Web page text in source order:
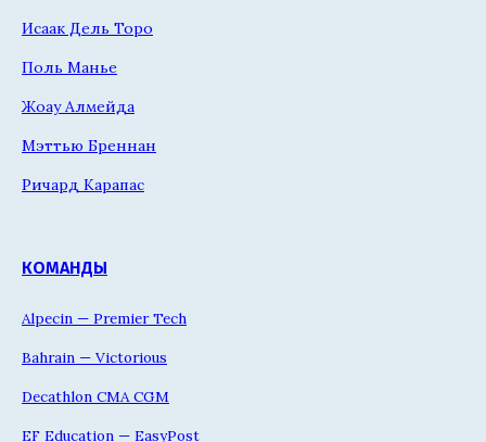
Исаак Дель Торо
Поль Манье
Жоау Алмейда
Мэттью Бреннан
Ричард Карапас
КОМАНДЫ
Alpecin — Premier Tech
Bahrain — Victorious
Decathlon CMA CGM
EF Education — EasyPost